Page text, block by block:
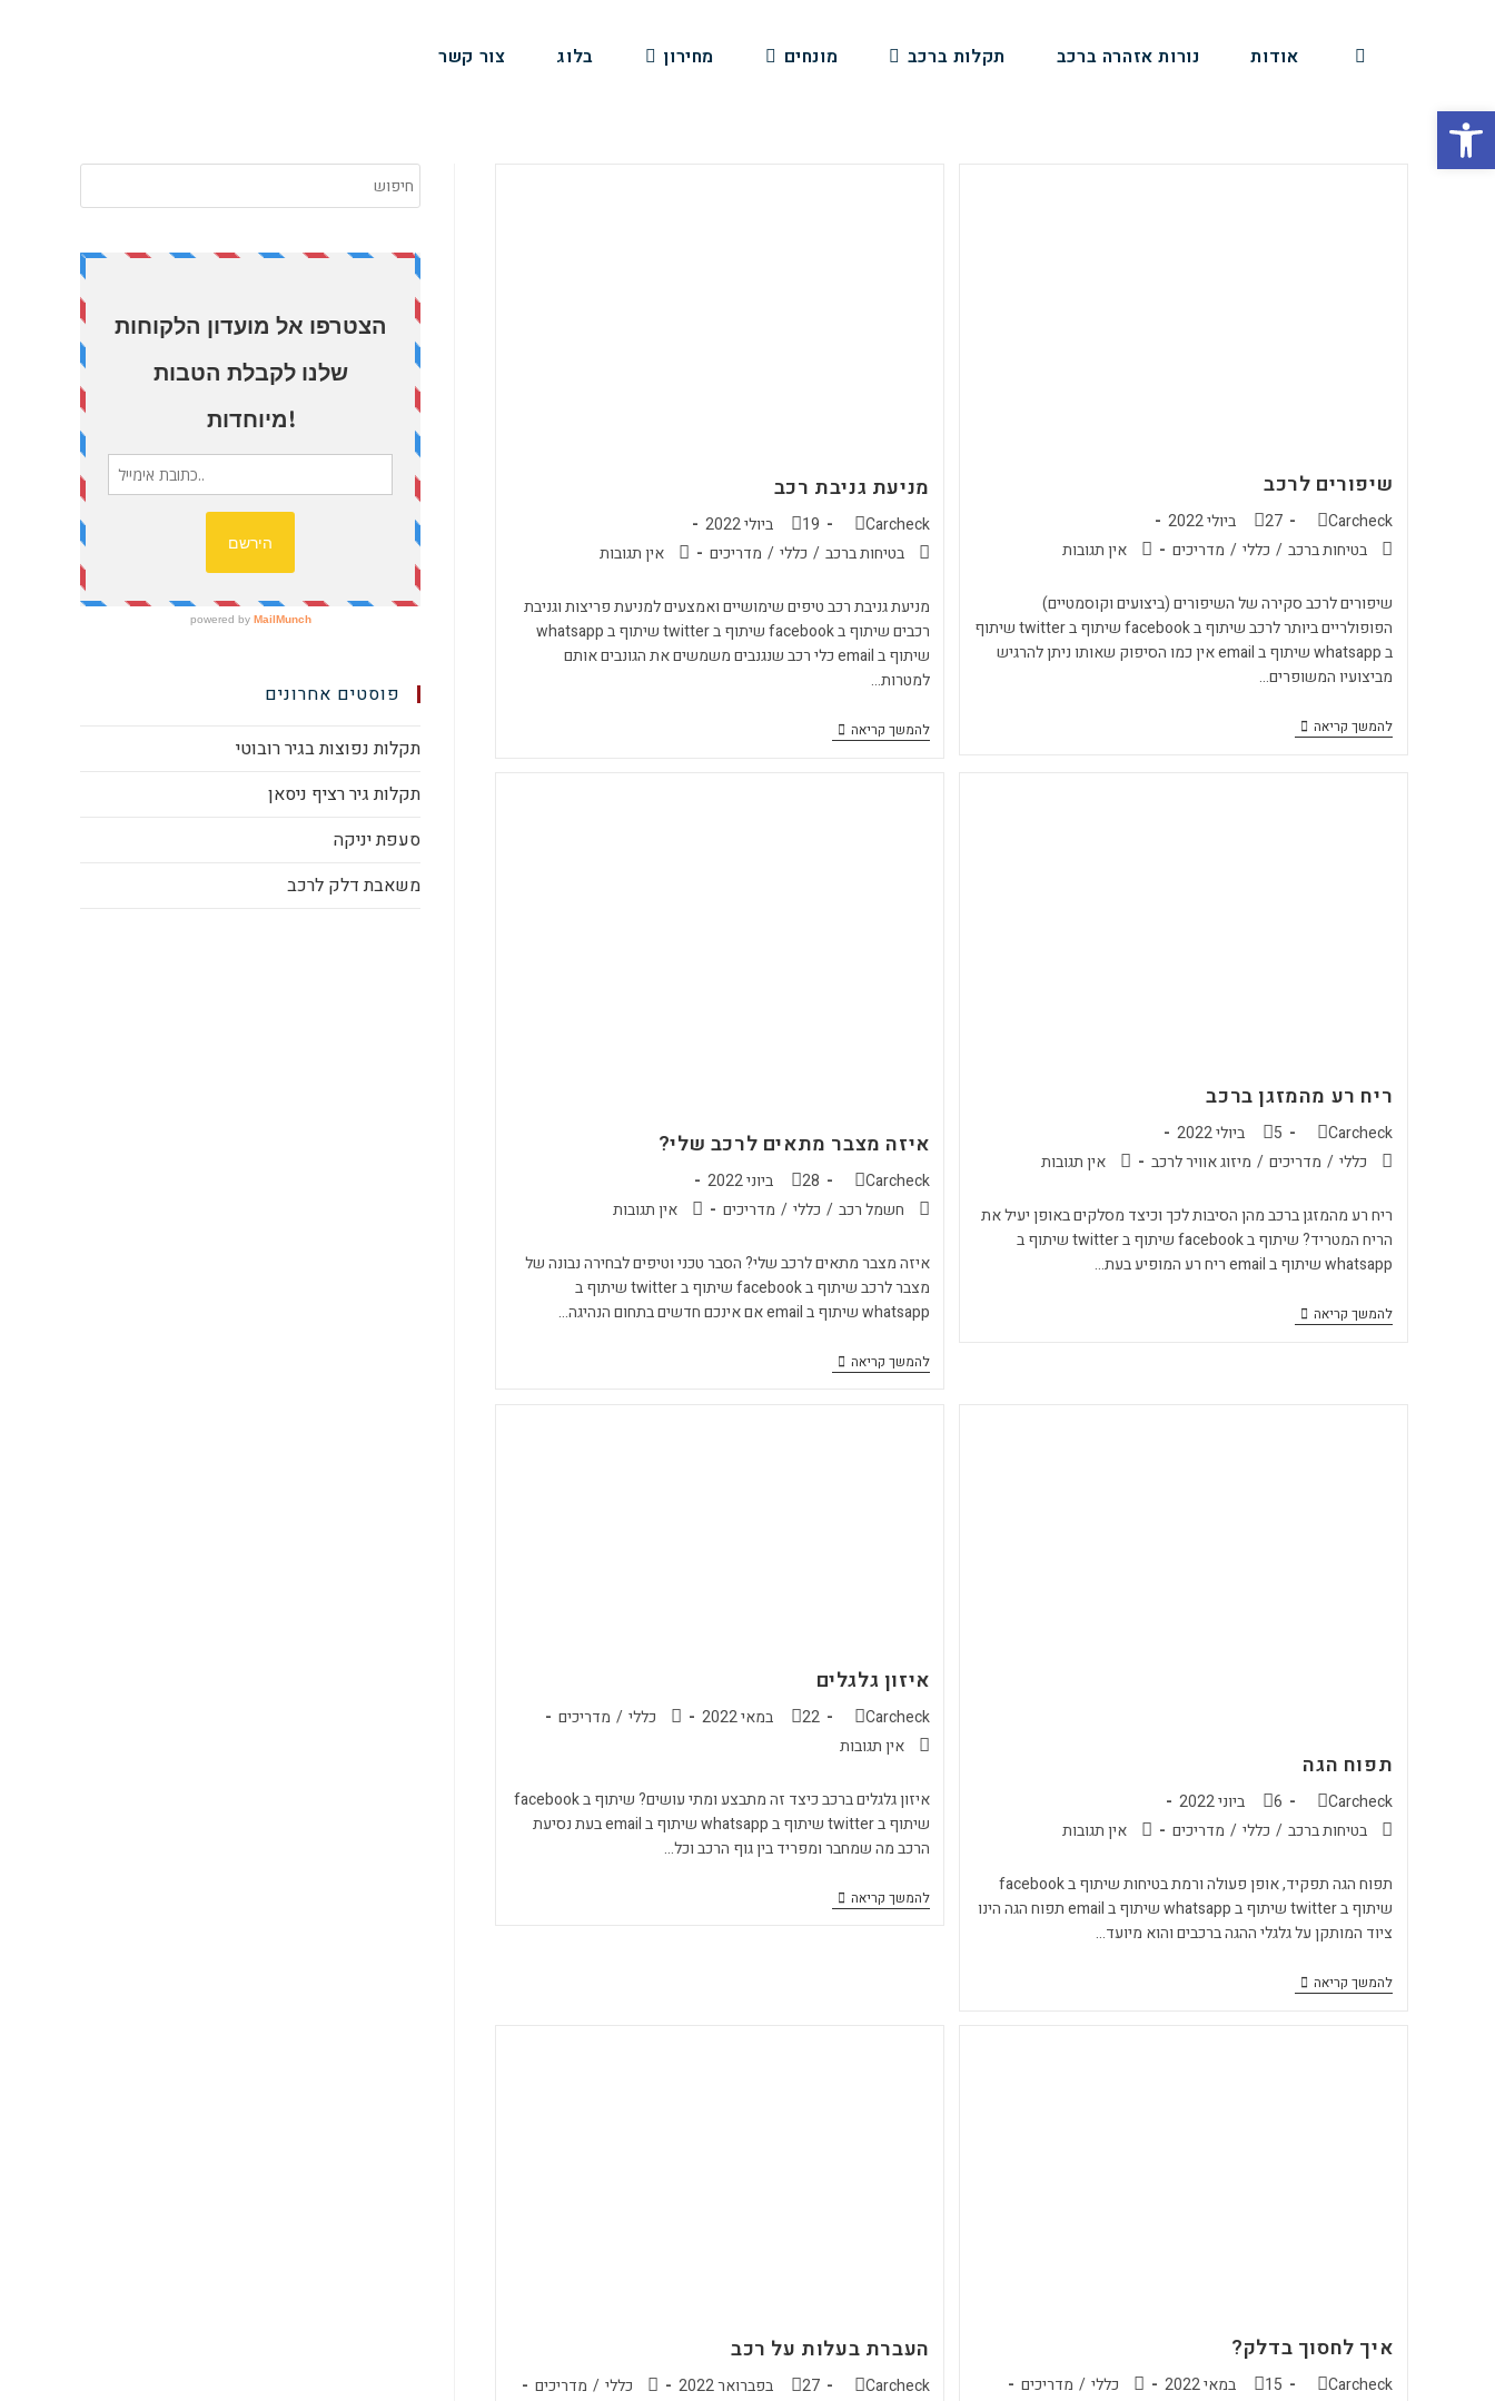
אודות נורות אזהרה ברכב תקלות ברכב מונחים מחירון בלוג צור קשר
שיפורים לרכב
Carcheck
27 ביולי 2022
בטיחות ברכב / כללי / מדריכים אין תגובות
שיפורים לרכב סקירה של השיפורים (ביצועים וקוסמטיים)
הפופולריים ביותר לרכב שיתוף ב facebook שיתוף ב twitter שיתוף
ב whatsapp שיתוף ב email אין כמו הסיפוק שאותו ניתן להרגיש
מביצועיו המשופרים…
להמשך קריאה
מניעת גניבת רכב
Carcheck
19 ביולי 2022
בטיחות ברכב / כללי / מדריכים אין תגובות
מניעת גניבת רכב טיפים שימושיים ואמצעים למניעת פריצות וגניבת
רכבים שיתוף ב facebook שיתוף ב twitter שיתוף ב whatsapp
שיתוף ב email כלי רכב שנגנבים משמשים את הגונבים אותם
למטרות…
להמשך קריאה
ריח רע מהמזגן ברכב
Carcheck
5 ביולי 2022
כללי / מדריכים / מיזוג אוויר לרכב אין תגובות
ריח רע מהמזגן ברכב מהן הסיבות לכך וכיצד מסלקים באופן יעיל את
הריח המטריד? שיתוף ב facebook שיתוף ב twitter שיתוף ב
whatsapp שיתוף ב email ריח רע המופיע בעת…
להמשך קריאה
איזה מצבר מתאים לרכב שלי?
Carcheck
28 ביוני 2022
חשמל רכב / כללי / מדריכים אין תגובות
איזה מצבר מתאים לרכב שלי? הסבר טכני וטיפים לבחירה נבונה של
מצבר לרכב שיתוף ב facebook שיתוף ב twitter שיתוף ב
whatsapp שיתוף ב email אם אינכם חדשים בתחום הנהיגה…
להמשך קריאה
תפוח הגה
Carcheck
6 ביוני 2022
בטיחות ברכב / כללי / מדריכים אין תגובות
תפוח הגה תפקיד, אופן פעולה ורמת בטיחות שיתוף ב facebook
שיתוף ב twitter שיתוף ב whatsapp שיתוף ב email תפוח הגה הינו
ציוד המותקן על גלגלי ההגה ברכבים והוא מיועד…
להמשך קריאה
איזון גלגלים
Carcheck 22 במאי 2022 כללי / מדריכים
אין תגובות
איזון גלגלים ברכב כיצד זה מתבצע ומתי עושים? שיתוף ב facebook
שיתוף ב twitter שיתוף ב whatsapp שיתוף ב email בעת נסיעת
הרכב מה שמחבר ומפריד בין גוף הרכב וכל…
להמשך קריאה
איך לחסוך בדלק?
Carcheck 15 במאי 2022 כללי / מדריכים
העברת בעלות על רכב
Carcheck 27 בפברואר 2022 כללי / מדריכים
פוסטים אחרונים
תקלות נפוצות בגיר רובוטי
תקלות גיר רציף ניסאן
סעפת יניקה
משאבת דלק לרכב
פתח סרגל נגישות